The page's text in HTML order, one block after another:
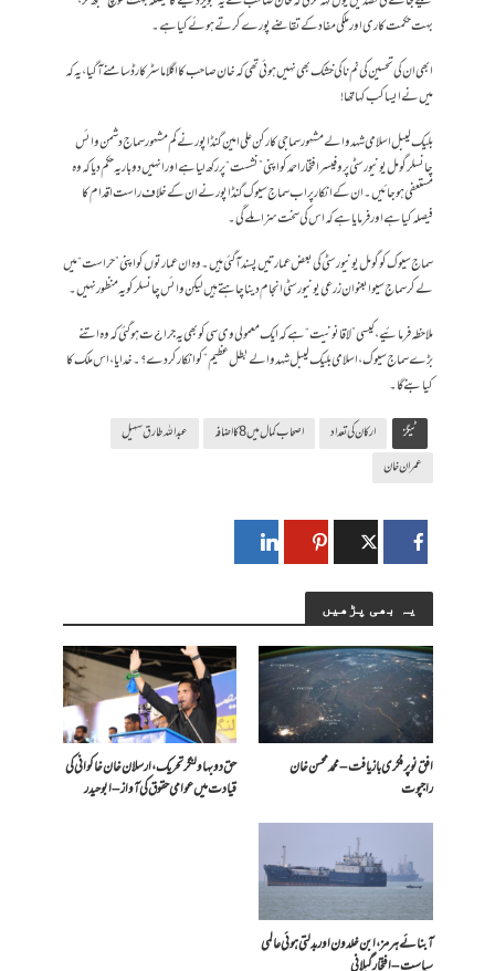
بہت حکمت کاری اور ملکی مفاد کے تقاضے پورے کرتے ہوئے کیا ہے۔
ابھی ان کی تحسین کی نم ناکی خشک بھی نہیں ہوئی تھی کہ خان صاحب کا اگلا ماسٹر کارڈ سامنے آ گیا، یہ کہ
میں نے ایسا کب کہا تھا!
بلیک لیبل اسلامی شہد والے مشہور سماجی کارکن علی امین گنڈاپور نے کم مشہور سماج دشمن وائس
چانسلر گومل یونیورسٹی پروفیسر افتخار احمد کو اپنی ”نشست“ پر رکھ لیا ہے اور انہیں دو بار یہ حکم دیا کہ وہ
مستعفی ہو جائیں۔ ان کے انکار پر اب سماج سیوک گنڈاپور نے ان کے خلاف راست اقدام کا
فیصلہ کیا ہے اور فرمایا ہے کہ اس کی سخت سزا ملے گی۔
سماج سیوک کو گومل یونیورسٹی کی بعض عمارتیں پسند آ گئی ہیں۔ وہ ان عمارتوں کو اپنی ”حراست“ میں
لے کر سماج سیوا بعنوان زرعی یونیورسٹی انجام دینا چاہتے ہیں لیکن وائس چانسلر کو یہ منظور نہیں۔
ملاحظہ فرمائیے، کیسی ”لاقانونیت“ ہے کہ ایک معمولی وی سی کو بھی یہ جرا¿ت ہو گئی کہ وہ اتنے
بڑے سماج سیوک، اسلامی بلیک لیبل شہد والے بطل عظیم“ کو انکار کر دے؟۔ خدایا ، اس ملک کا
کیا بنے گا۔
ٹیگز ارکان کی تعداد اصحاب کمال میں 8 کا اضافہ
عبداللہ طارق سہیل
عمران خان
یہ بھی پڑھیں
افق نو پر فکری بازیافت – محمد محسن خان
راجپوت
حق دو بہاولنگر تحریک، ارسلان خان خاکوانی کی
قیادت میں عوامی حقوق کی آواز – ابو حیدر
آبنائے ہرمز، ابن خلدون اور بدلتی ہوئی عالمی